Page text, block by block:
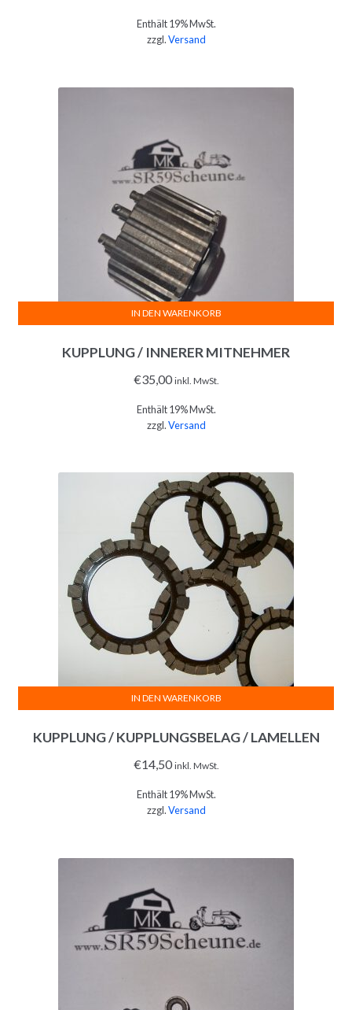
Enthält 19% MwSt.
zzgl.Versand
KUPPLUNG / INNERER MITNEHMER
€35,00 inkl. MwSt.
Enthält 19% MwSt.
zzgl.Versand
IN DEN WARENKORB
KUPPLUNG / KUPPLUNGSBELAG / LAMELLEN
€14,50 inkl. MwSt.
Enthält 19% MwSt.
zzgl.Versand
IN DEN WARENKORB